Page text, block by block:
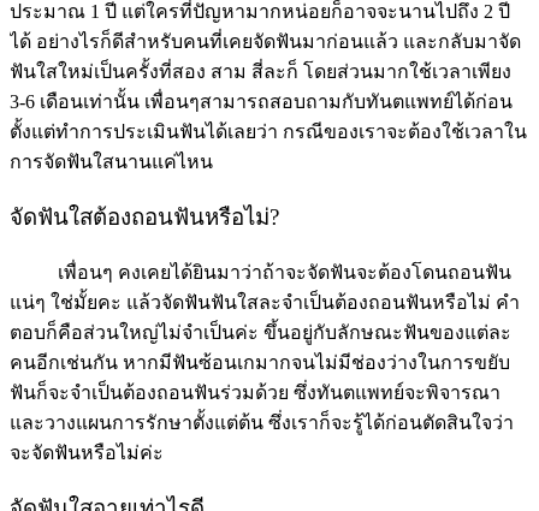
ประมาณ 1 ปี แต่ใครที่ปัญหามากหน่อยก็อาจจะนานไปถึง 2 ปี
ได้ อย่างไรก็ดีสำหรับคนที่เคยจัดฟันมาก่อนแล้ว และกลับมาจัด
ฟันใสใหม่เป็นครั้งที่สอง สาม สี่ละก็ โดยส่วนมากใช้เวลาเพียง
3-6 เดือนเท่านั้น เพื่อนๆสามารถสอบถามกับทันตแพทย์ได้ก่อน
ตั้งแต่ทำการประเมินฟันได้เลยว่า กรณีของเราจะต้องใช้เวลาใน
การจัดฟันใสนานแค่ไหน
จัดฟันใสต้องถอนฟันหรือไม่?
เพื่อนๆ คงเคยได้ยินมาว่าถ้าจะจัดฟันจะต้องโดนถอนฟัน
แน่ๆ ใช่มั้ยคะ แล้วจัดฟันฟันใสละจำเป็นต้องถอนฟันหรือไม่ คำ
ตอบก็คือส่วนใหญ่ไม่จำเป็นค่ะ ขึ้นอยู่กับลักษณะฟันของแต่ละ
คนอีกเช่นกัน หากมีฟันซ้อนเกมากจนไม่มีช่องว่างในการขยับ
ฟันก็จะจำเป็นต้องถอนฟันร่วมด้วย ซึ่งทันตแพทย์จะพิจารณา
และวางแผนการรักษาตั้งแต่ต้น ซึ่งเราก็จะรู้ได้ก่อนตัดสินใจว่า
จะจัดฟันหรือไม่ค่ะ